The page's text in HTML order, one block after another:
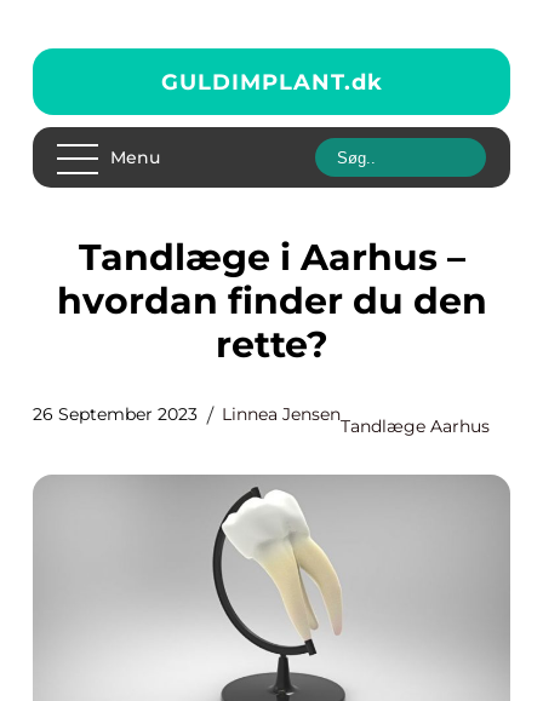
GULDIMPLANT.dk
Menu
Tandlæge i Aarhus –
hvordan finder du den
rette?
26 September 2023 Linnea Jensen
Tandlæge Aarhus